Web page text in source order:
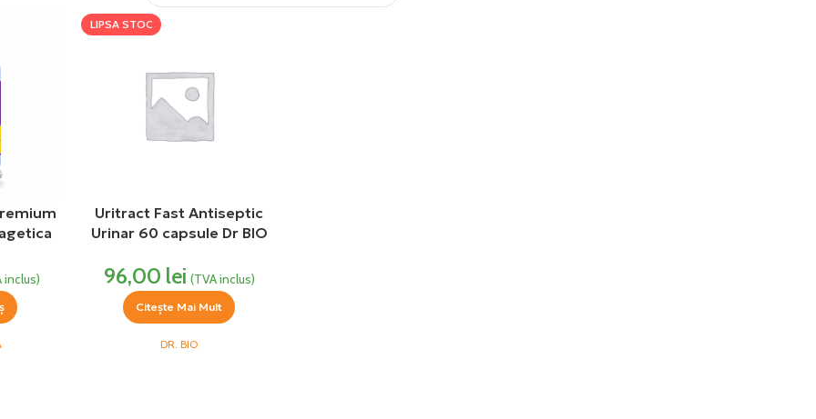
inclus)
LIPSA STOC
Uritract Fast Antiseptic
Urinar 60 capsule Dr BIO
96,00 lei (TVA inclus)
Citește Mai Mult
DR. BIO